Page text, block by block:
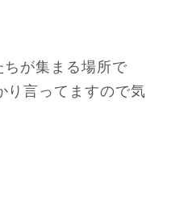
ちが集まる場所で
り言ってますので気